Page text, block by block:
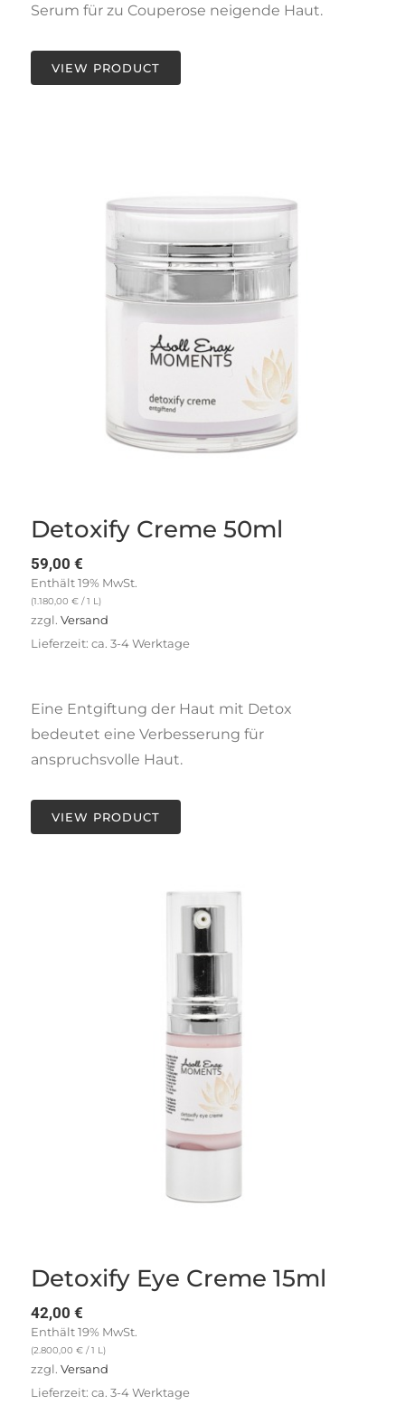
Serum für zu Couperose neigende Haut.
VIEW PRODUCT
Detoxify Creme 50ml
59,00€
Enthält 19% MwSt.
(1.180,00€ / 1 L)
zzgl.Versand
Lieferzeit: ca. 3-4 Werktage
Eine Entgiftung der Haut mit Detox
bedeutet eine Verbesserung für
anspruchsvolle Haut.
VIEW PRODUCT
Detoxify Eye Creme 15ml
42,00€
Enthält 19% MwSt.
(2.800,00€ / 1 L)
zzgl.Versand
Lieferzeit: ca. 3-4 Werktage